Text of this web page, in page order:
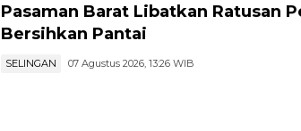
Pasaman Barat Libatkan Ratusan
Bersihkan Pantai
SELINGAN 07 Agustus 2026, 13:26 WIB